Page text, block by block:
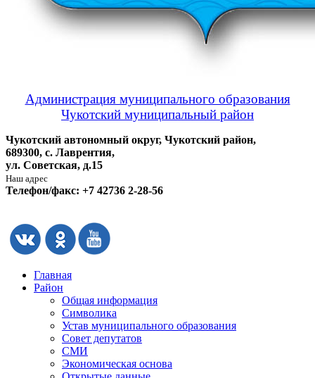
Администрация муниципального образования
Чукотский муниципальный район
Чукотский автономный округ, Чукотский район,
689300, с. Лаврентия,
ул. Советская, д.15
Наш адрес
Телефон/факс: +7 42736 2-28-56
Главная
Район
Общая информация
Символика
Устав муниципального образования
Совет депутатов
СМИ
Экономическая основа